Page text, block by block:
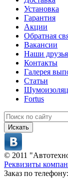
Установка
Гарантия
Акции
Обратная
Вакансии
Наши друзья
Контакты
Галерея
Статьи
Fortus
Искать
© 2011
Реквизиты
Заказ по телефону: